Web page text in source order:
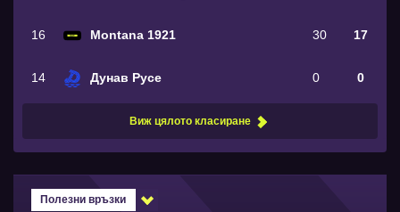
16 Montana 1921 30 17
14 Дунав Русе 0 0
Виж цялото класиране
Полезни връзки